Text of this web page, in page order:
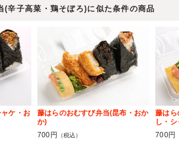
(辛子高菜・鶏そぼろ)に似た条件の商品
ケ・お
藤はらのおむすび弁当(昆布・おか
か)
700円
（税込）
藤はら
し・
700円